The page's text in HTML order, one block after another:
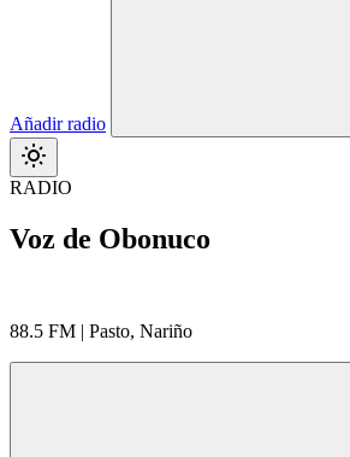
Añadir radio
RADIO
Voz de Obonuco
88.5 FM | Pasto, Nariño